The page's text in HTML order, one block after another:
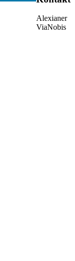
Alexianer
ViaNobis